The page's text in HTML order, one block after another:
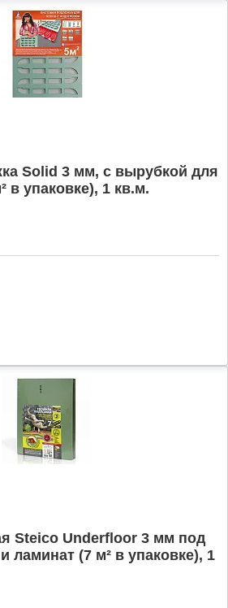
Solid 3 мм, с вырубкой для
в упаковке), 1 кв.м.
Steico Underfloor 3 мм под
ламинат (7 м² в упаковке), 1